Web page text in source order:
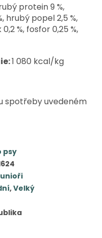
protein 9 %,
hrubý popel 2,5 %,
%, fosfor 0,25 %,
1 080 kcal/kg
spotřeby uvedeném
psy
,Velký